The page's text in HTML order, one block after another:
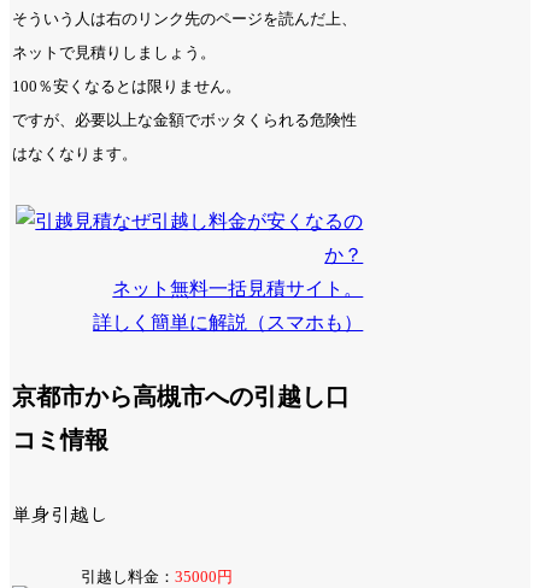
そういう人は右のリンク先のページを読んだ上、
ネットで見積りしましょう。
100％安くなるとは限りません。
ですが、必要以上な金額でボッタくられる危険性
はなくなります。
なぜ引越し料金が安くなるの
か？
ネット無料一括見積サイト。
詳しく簡単に解説（スマホも）
京都市から高槻市への引越し口
コミ情報
単身引越し
引越し料金： 35000円